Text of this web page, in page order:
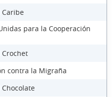
para la Cooperación
contra la Migraña